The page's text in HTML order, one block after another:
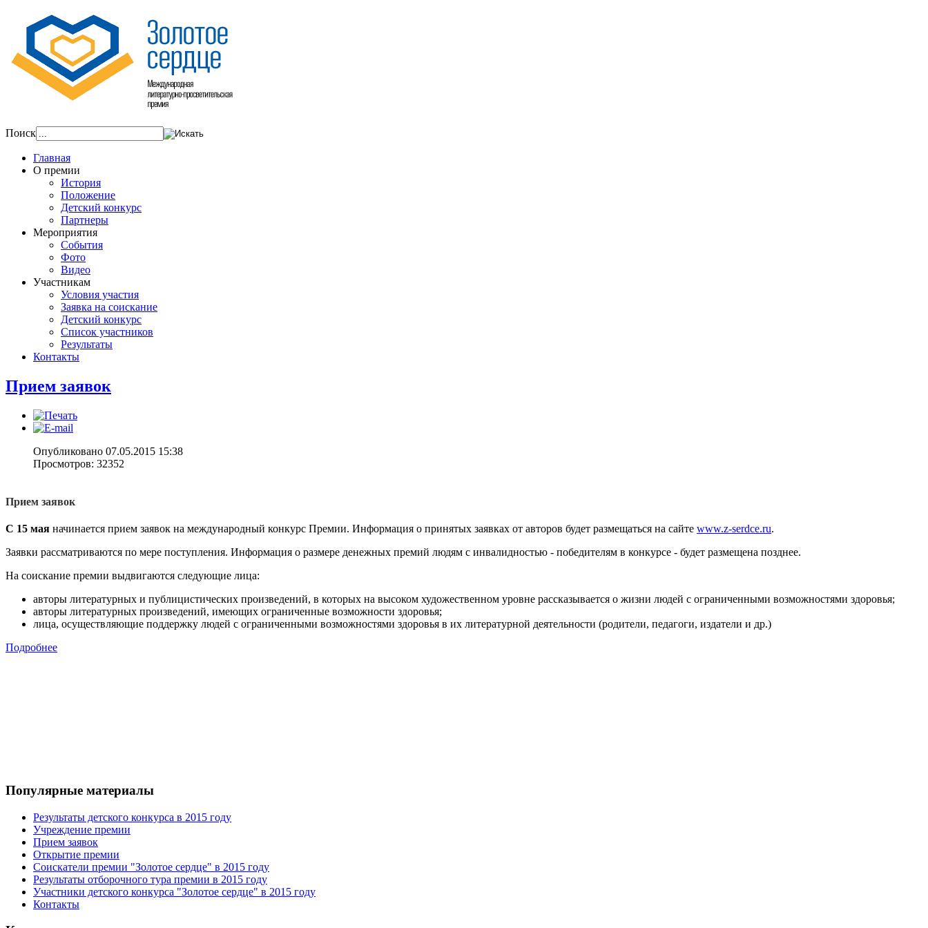
Поиск
Главная
О премии
История
Положение
Детский конкурс
Партнеры
Мероприятия
События
Фото
Видео
Участникам
Условия участия
Заявка на соискание
Детский конкурс
Список участников
Результаты
Контакты
Прием заявок
Опубликовано 07.05.2015 15:38
Просмотров: 32352
Прием заявок
С 15 мая начинается прием заявок на международный конкурс Премии. Информация о принятых заявках от авторов будет размещаться на сайте www.z-serdce.ru.
Заявки рассматриваются по мере поступления. Информация о размере денежных премий людям с инвалидностью - победителям в конкурсе - будет размещена позднее.
На соискание премии выдвигаются следующие лица:
авторы литературных и публицистических произведений, в которых на высоком художественном уровне рассказывается о жизни людей с ограниченными возможностями здоровья;
авторы литературных произведений, имеющих ограниченные возможности здоровья;
лица, осуществляющие поддержку людей с ограниченными возможностями здоровья в их литературной деятельности (родители, педагоги, издатели и др.)
Подробнее
Популярные материалы
Результаты детского конкурса в 2015 году
Учреждение премии
Прием заявок
Открытие премии
Соискатели премии "Золотое сердце" в 2015 году
Результаты отборочного тура премии в 2015 году
Участники детского конкурса "Золотое сердце" в 2015 году
Контакты